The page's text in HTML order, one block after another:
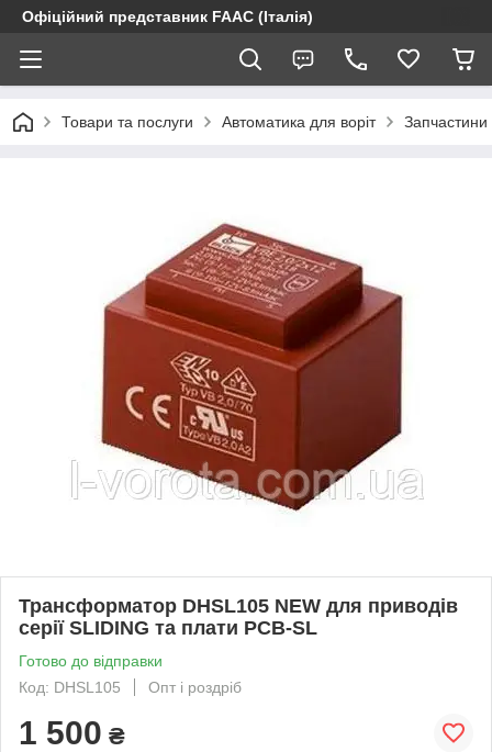
Офіційний представник FAAC (Італія)
Товари та послуги Автоматика для воріт Запчастини
Трансформатор DHSL105 NEW для приводів
серії SLIDING та плати PCB-SL
Готово до відправки
Код: DHSL105
Опт і роздріб
1 500 ₴